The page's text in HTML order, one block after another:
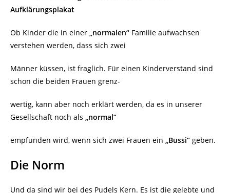
Aufklärungsplakat
Ob Kinder die in einer „normalen“ Familie aufwachsen
verstehen werden, dass sich zwei
Männer küssen, ist fraglich. Für einen Kinderverstand sind
schon die beiden Frauen grenz-
wertig, kann aber noch erklärt werden, da es in unserer
Gesellschaft noch als
„normal“
empfunden wird, wenn sich zwei Frauen ein „Bussi“ geben.
Die Norm
Und da sind wir bei des Pudels Kern. Es ist die gelebte und